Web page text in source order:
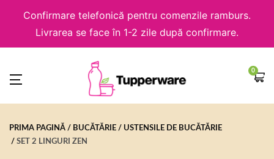
Confirmare telefonică pentru comenzile ramburs.
Livrarea se face în 1-2 zile după confirmare.
0
PRIMA PAGINĂ BUCĂTĂRIE
USTENSILE DE BUCĂTĂRIE
SET 2 LINGURI ZEN